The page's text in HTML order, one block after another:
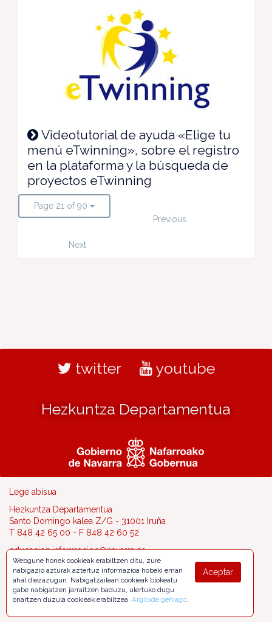
Videotutorial de ayuda «Elige tu
menú eTwinning», sobre el registro
en la plataforma y la búsqueda de
proyectos eTwinning
Page 21 of 90
Previous
Next
twitter youtube
Hezkuntza Departamentua
Lege abisua
Hezkuntza Departamentua
Santo Domingo kalea Z/G - 31001 Iruña
T 848 42 65 00 - F 848 42 60 52
educacion.informacion@navarra.es
Aceptar
Webgune honek cookieak erabiltzen ditu, zure
nabigazio azturak aztertuz informazioa hobeki eman
ahal diezazugun. Nabigatzailean cookieak blokeatu
gabe nabigatzen jarraitzen baduzu, ulertuko dugu
onartzen duzula cookieak erabiltzea. Argibide gehiago.